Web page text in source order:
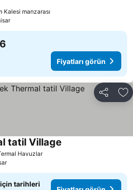
Kalesi manzarası
görün
Fiyatları görün
Paylaş
HavuzlarFiyatları görün
tatil Village
tarihleri